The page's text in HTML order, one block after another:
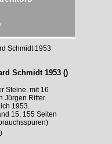
Schmidt 1953 ()
Steine. mit 16
Jürgen Ritter.
1953.
15, 155 Seiten